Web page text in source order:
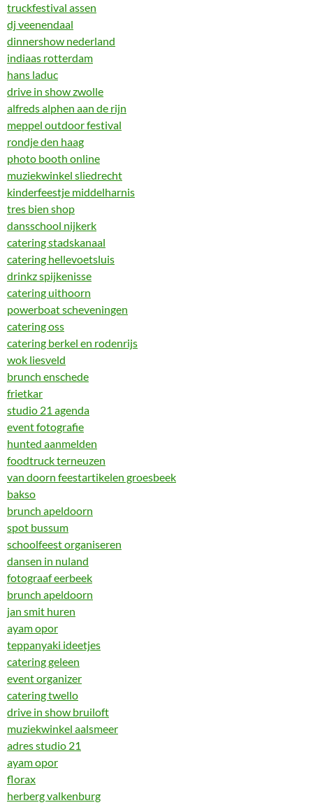
truckfestival assen
dj veenendaal
dinnershow nederland
indiaas rotterdam
hans laduc
drive in show zwolle
alfreds alphen aan de rijn
meppel outdoor festival
rondje den haag
photo booth online
muziekwinkel sliedrecht
kinderfeestje middelharnis
tres bien shop
dansschool nijkerk
catering stadskanaal
catering hellevoetsluis
drinkz spijkenisse
catering uithoorn
powerboat scheveningen
catering oss
catering berkel en rodenrijs
wok liesveld
brunch enschede
frietkar
studio 21 agenda
event fotografie
hunted aanmelden
foodtruck terneuzen
van doorn feestartikelen groesbeek
bakso
brunch apeldoorn
spot bussum
schoolfeest organiseren
dansen in nuland
fotograaf eerbeek
brunch apeldoorn
jan smit huren
ayam opor
teppanyaki ideetjes
catering geleen
event organizer
catering twello
drive in show bruiloft
muziekwinkel aalsmeer
adres studio 21
ayam opor
florax
herberg valkenburg